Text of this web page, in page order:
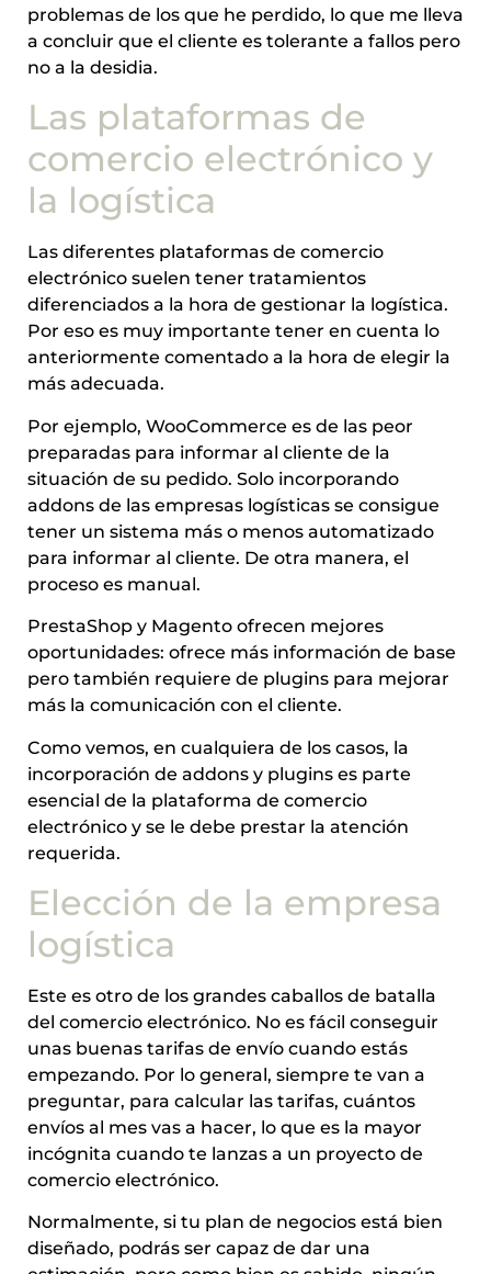
problemas de los que he perdido, lo que me lleva
a concluir que el cliente es tolerante a fallos pero
no a la desidia.
Las plataformas de
comercio electrónico y
la logística
Las diferentes plataformas de comercio
electrónico suelen tener tratamientos
diferenciados a la hora de gestionar la logística.
Por eso es muy importante tener en cuenta lo
anteriormente comentado a la hora de elegir la
más adecuada.
Por ejemplo, WooCommerce es de las peor
preparadas para informar al cliente de la
situación de su pedido. Solo incorporando
addons de las empresas logísticas se consigue
tener un sistema más o menos automatizado
para informar al cliente. De otra manera, el
proceso es manual.
PrestaShop y Magento ofrecen mejores
oportunidades: ofrece más información de base
pero también requiere de plugins para mejorar
más la comunicación con el cliente.
Como vemos, en cualquiera de los casos, la
incorporación de addons y plugins es parte
esencial de la plataforma de comercio
electrónico y se le debe prestar la atención
requerida.
Elección de la empresa
logística
Este es otro de los grandes caballos de batalla
del comercio electrónico. No es fácil conseguir
unas buenas tarifas de envío cuando estás
empezando. Por lo general, siempre te van a
preguntar, para calcular las tarifas, cuántos
envíos al mes vas a hacer, lo que es la mayor
incógnita cuando te lanzas a un proyecto de
comercio electrónico.
Normalmente, si tu plan de negocios está bien
diseñado, podrás ser capaz de dar una